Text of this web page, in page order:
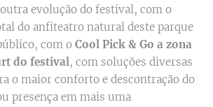
evolução do festival, com o
do anfiteatro natural deste parque
com o Cool Pick & Go a zona
do festival, com soluções diversas
o maior conforto e descontração do
presença em mais uma